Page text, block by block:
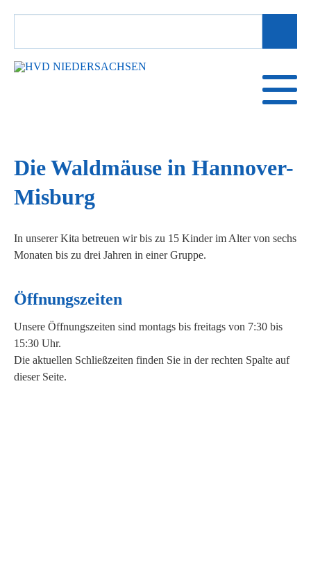
SUCHBEGRIFFE
Die Waldmäuse in Hannover-
Misburg
In unserer Kita betreuen wir bis zu 15 Kinder im Alter von sechs
Monaten bis zu drei Jahren in einer Gruppe.
Öffnungszeiten
Unsere Öffnungszeiten sind montags bis freitags von 7:30 bis
15:30 Uhr.
Die aktuellen Schließzeiten finden Sie in der rechten Spalte auf
dieser Seite.